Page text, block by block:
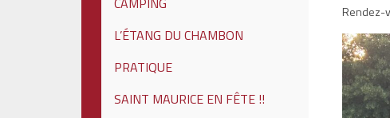
L’ÉTANG DU CHAMBON
PRATIQUE
SAINT MAURICE EN FÊTE !!
Rendez-